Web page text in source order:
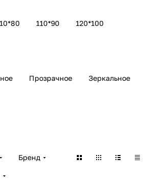
110*90 120*100
Прозрачное Зеркальное
Бренд